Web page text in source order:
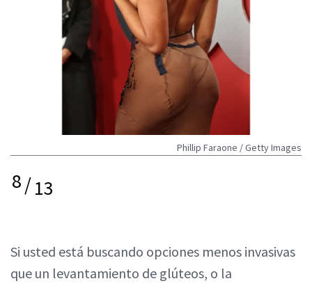
Phillip Faraone / Getty Images
8/13
Si usted está buscando opciones menos invasivas
que un levantamiento de glúteos, o la